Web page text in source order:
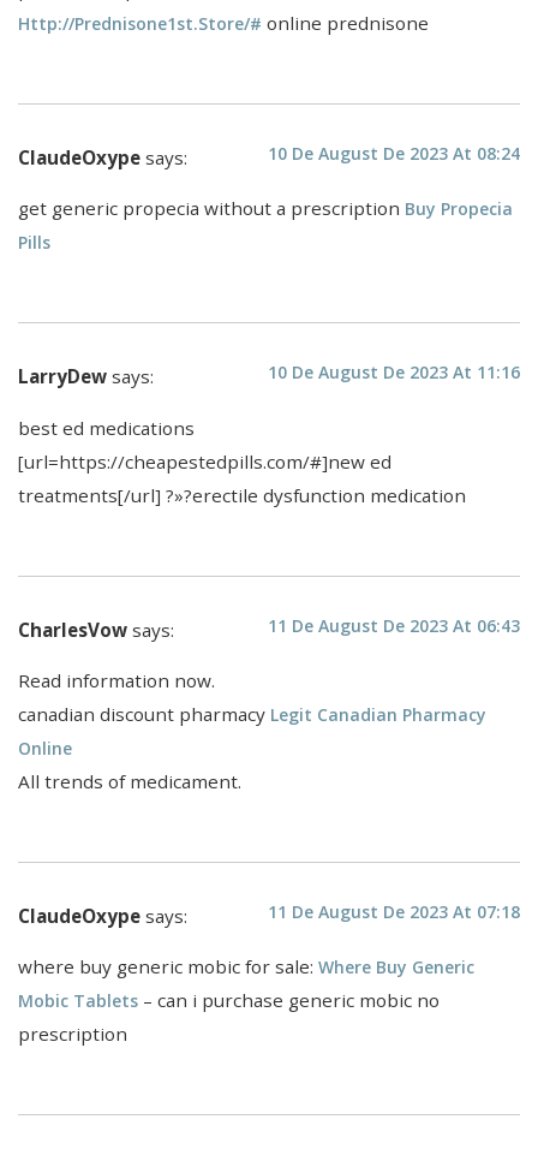
Http://prednisone1st.store/# online prednisone
ClaudeOxype says: 10 De August De 2023 At 08:24
get generic propecia without a prescription Buy Propecia
Pills
LarryDew says: 10 De August De 2023 At 11:16
best ed medications
[url=https://cheapestedpills.com/#]new ed
treatments[/url] ?»?erectile dysfunction medication
CharlesVow says: 11 De August De 2023 At 06:43
Read information now.
canadian discount pharmacy Legit Canadian Pharmacy
Online
All trends of medicament.
ClaudeOxype says: 11 De August De 2023 At 07:18
where buy generic mobic for sale: Where Buy Generic
Mobic Tablets – can i purchase generic mobic no
prescription